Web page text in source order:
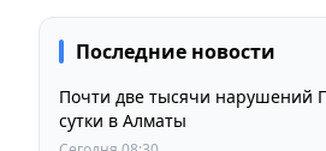
Последние новости
Почти две тысячи нарушений
сутки в Алматы